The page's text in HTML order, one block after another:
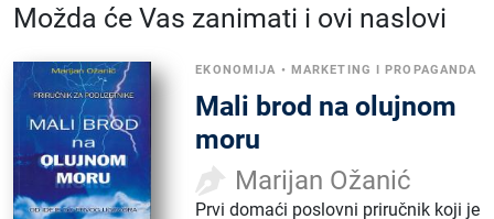
Možda će Vas zanimati i ovi naslovi
EKONOMIJA • MARKETING I PROPAGANDA
Mali brod na olujnom
moru
Marijan Ožanić
Prvi domaći poslovni priručnik koji je